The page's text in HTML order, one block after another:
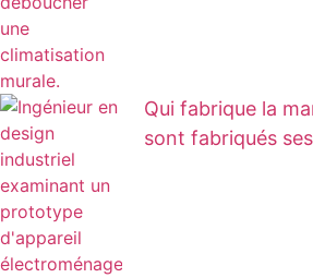
Qui fabrique la
sont fabriqués